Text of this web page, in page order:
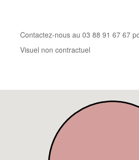
Contactez-nous au 03 88 91 67 67
Visuel non contractuel